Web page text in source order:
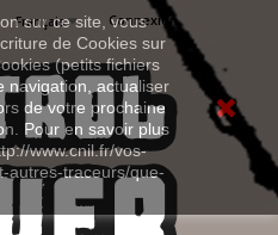
sur ce site, vous
de Cookies sur
(petits fichiers
navigation, actualiser
de votre prochaine
Pour en savoir plus
www.cnil.fr/vos-
autres-traceurs/que-
Connexion
Français